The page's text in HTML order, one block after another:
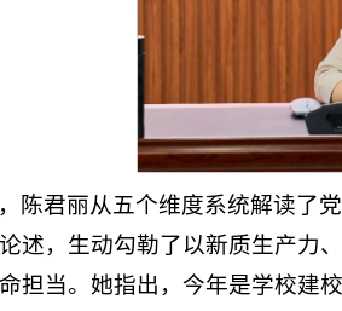
陈君丽从五个维度系统解读了
述，生动勾勒了以新质生产力
担当。她指出，今年是学校建